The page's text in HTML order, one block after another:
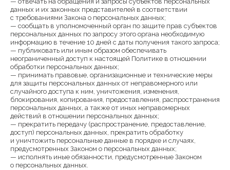
данных и их законных представителей в соответствии
с требованиями Закона о персональных данных;
— сообщать в уполномоченный орган по защите прав субъектов
персональных данных по запросу этого органа необходимую
информацию в течение 10 дней с даты получения такого запроса;
— публиковать или иным образом обеспечивать
неограниченный доступ к настоящей Политике в отношении
обработки персональных данных;
— принимать правовые, организационные и технические меры
для защиты персональных данных от неправомерного или
случайного доступа к ним, уничтожения, изменения,
блокирования, копирования, предоставления, распространения
персональных данных, а также от иных неправомерных
действий в отношении персональных данных;
— прекратить передачу (распространение, предоставление,
доступ) персональных данных, прекратить обработку
и уничтожить персональные данные в порядке и случаях,
предусмотренных Законом о персональных данных;
— исполнять иные обязанности, предусмотренные Законом
о персональных данных.